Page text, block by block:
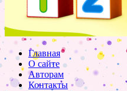
Главная
О сайте
Авторам
Контакты